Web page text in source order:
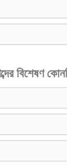
বিশেষণ